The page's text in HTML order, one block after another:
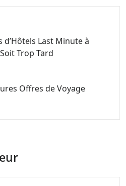
Last Minute à
Trop Tard
Offres de Voyage